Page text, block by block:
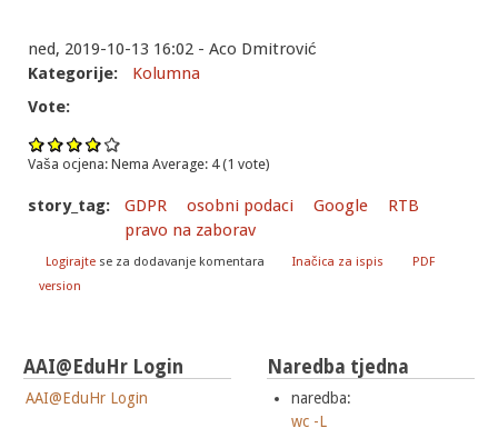
ned, 2019-10-13 16:02 - Aco Dmitrović
Kategorije:
Kolumna
Vote:
Vaša ocjena: Nema Average: 4 (1 vote)
story_tag: GDPR osobni podaci Google
RTB
pravo na zaborav
Logirajtese za dodavanje komentara Inačica za ispis
PDF
version
AAI@EduHr Login
AAI@EduHr Login
Naredba tjedna
naredba:
wc -L